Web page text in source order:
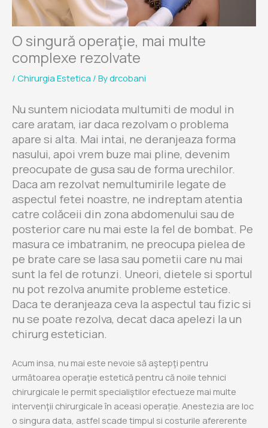
O singură operaţie, mai multe
complexe rezolvate
/ Chirurgia Estetica / Bydrcobani
Nu suntem niciodata multumiti de modul in
care aratam, iar daca rezolvam o problema
apare si alta. Mai intai, ne deranjeaza forma
nasului, apoi vrem buze mai pline, devenim
preocupate de gusa sau de forma urechilor.
Daca am rezolvat nemultumirile legate de
aspectul fetei noastre, ne indreptam atentia
catre colăceii din zona abdomenului sau de
posterior care nu mai este la fel de bombat. Pe
masura ce imbatranim, ne preocupa pielea de
pe brate care se lasa sau pometii care nu mai
sunt la fel de rotunzi. Uneori, dietele si sportul
nu pot rezolva anumite probleme estetice.
Daca te deranjeaza ceva la aspectul tau fizic si
nu se poate rezolva, decat daca apelezi la un
chirurg estetician.
Acum insa, nu mai este nevoie să aştepţi pentru
următoarea operaţie estetică pentru că noile tehnici
chirurgicale le permit specialiştilor efectueze mai multe
intervenţii chirurgicale în aceasi operație. Anestezia are loc
o singura data, astfel scade timpul si costurile afererente